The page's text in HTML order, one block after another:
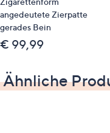
angedeutete Zierpatte
gerades Bein
€ 99,99
Ähnliche